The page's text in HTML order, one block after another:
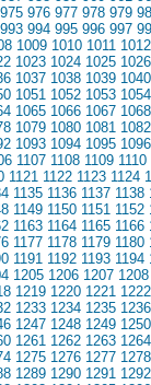
975 976 977 978 979
993 994 995 996 997
1009 1010 1011 1012
1023 1024 1025 1026
1037 1038 1039 1040
1051 1052 1053 1054
1065 1066 1067 1068
1079 1080 1081 1082
1093 1094 1095 1096
1107 1108 1109 1110
1121 1122 1123 1124
1135 1136 1137 1138
1149 1150 1151 1152
1163 1164 1165 1166
1177 1178 1179 1180
1191 1192 1193 1194
1205 1206 1207 1208
1219 1220 1221 1222
1233 1234 1235 1236
1247 1248 1249 1250
1261 1262 1263 1264
1275 1276 1277 1278
1289 1290 1291 1292